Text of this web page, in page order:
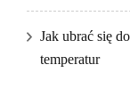
Jak ubrać się
temperatur